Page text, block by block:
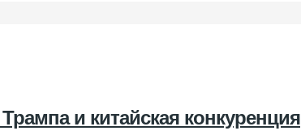
и китайская конкуренция